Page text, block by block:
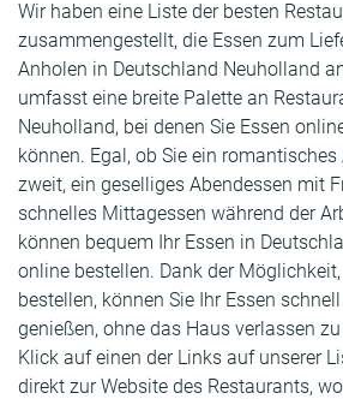
Wir haben eine Liste der besten
zusammengestellt, die Essen zum
Anholen in Deutschland Neuholland
umfasst eine breite Palette an
Neuholland, bei denen Sie Essen
können. Egal, ob Sie ein romantisches
zweit, ein geselliges Abendessen mit
schnelles Mittagessen während der
können bequem Ihr Essen in
online bestellen. Dank der
bestellen, können Sie Ihr Essen
genießen, ohne das Haus verlassen
Klick auf einen der Links auf unserer
direkt zur Website des Restaurants,